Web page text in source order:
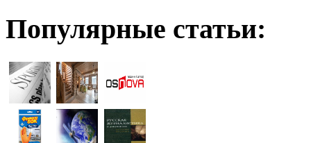
Популярные статьи: